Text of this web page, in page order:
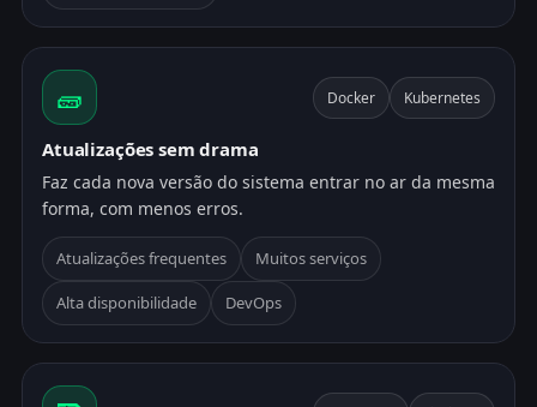
🧱 Docker Kubernetes
Atualizações sem drama
Faz cada nova versão do sistema entrar no ar da mesma
forma, com menos erros.
Atualizações frequentes Muitos serviços
Alta disponibilidade DevOps